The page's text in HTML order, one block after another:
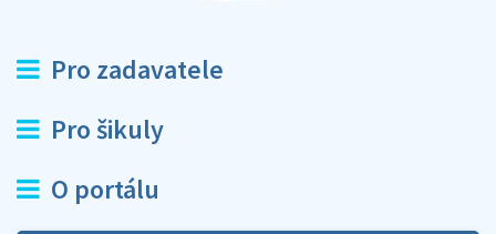
Pro zadavatele
Pro šikuly
O portálu